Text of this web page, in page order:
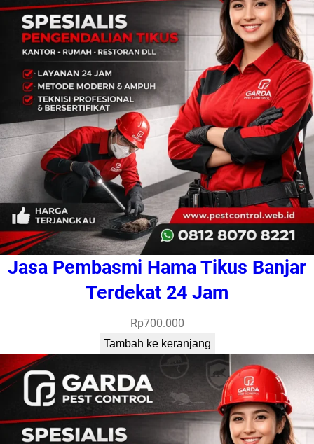
Jasa Pembasmi Hama Tikus Banjar
Terdekat 24 Jam
Rp700.000
Tambah ke keranjang